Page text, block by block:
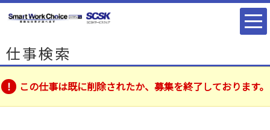
仕事検索
この仕事は既に削除されたか、募集を終了しております。